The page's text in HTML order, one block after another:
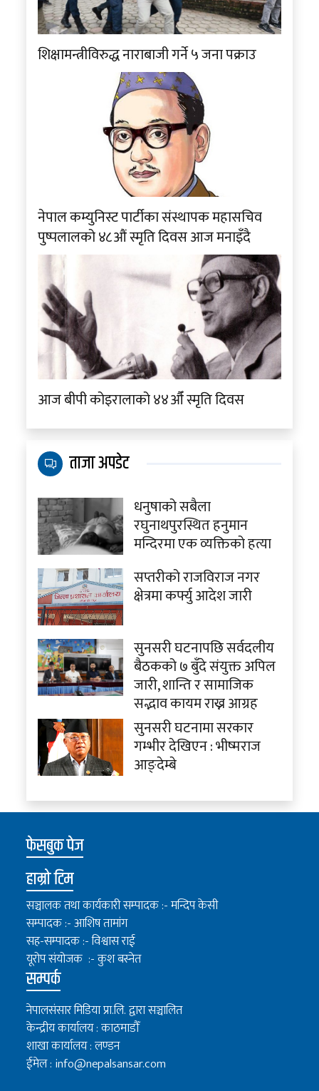
शिक्षामन्त्रीविरुद्ध नाराबाजी गर्ने ५ जना पक्राउ
नेपाल कम्युनिस्ट पार्टीका संस्थापक महासचिव
पुष्पलालको ४८औं स्मृति दिवस आज मनाइँदै
आज बीपी कोइरालाको ४४औँ स्मृति दिवस
ताजा अपडेट
धनुषाको सबैला
रघुनाथपुरस्थित हनुमान
मन्दिरमा एक व्यक्तिको हत्या
सप्तरीको राजविराज नगर
क्षेत्रमा कर्फ्यु आदेश जारी
सुनसरी घटनापछि सर्वदलीय
बैठकको ७ बुँदे संयुक्त अपिल
जारी, शान्ति र सामाजिक
सद्भाव कायम राख्न आग्रह
सुनसरी घटनामा सरकार
गम्भीर देखिएन : भीष्मराज
आङ्देम्बे
फेसबुक पेज
हाम्रो टिम
सञ्चालक तथा कार्यकारी सम्पादक :- मन्दिप केसी
सम्पादक :- आशिष तामांग
सह-सम्पादक :- विश्वास राई
यूरोप संयोजक :- कुश बस्नेत
सम्पर्क
नेपालसंसार मिडिया प्रा.लि. द्वारा सञ्चालित
केन्द्रीय कार्यालय : काठमाडौँ
शाखा कार्यालय : लण्डन
ईमेल : info@nepalsansar.com